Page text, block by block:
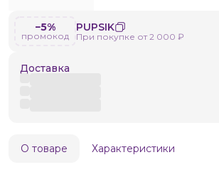
−5%
промокод
PUPSIK
При покупке от 2 000 ₽
Доставка
О товаре Характеристики